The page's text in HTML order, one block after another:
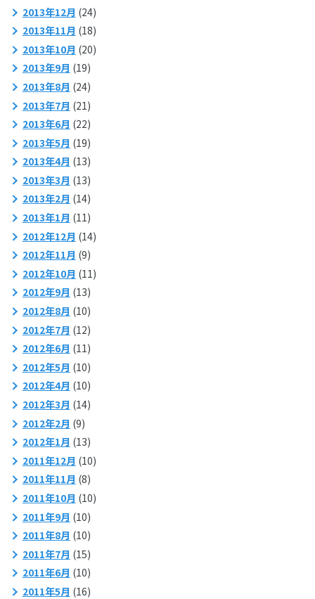
2013年12月 (24)
2013年11月 (18)
2013年10月 (20)
2013年9月 (19)
2013年8月 (24)
2013年7月 (21)
2013年6月 (22)
2013年5月 (19)
2013年4月 (13)
2013年3月 (13)
2013年2月 (14)
2013年1月 (11)
2012年12月 (14)
2012年11月 (9)
2012年10月 (11)
2012年9月 (13)
2012年8月 (10)
2012年7月 (12)
2012年6月 (11)
2012年5月 (10)
2012年4月 (10)
2012年3月 (14)
2012年2月 (9)
2012年1月 (13)
2011年12月 (10)
2011年11月 (8)
2011年10月 (10)
2011年9月 (10)
2011年8月 (10)
2011年7月 (15)
2011年6月 (10)
2011年5月 (16)